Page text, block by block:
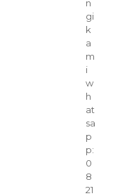
n
gi
k
a
m
i
w
h
at
sa
p
p:
0
8
21